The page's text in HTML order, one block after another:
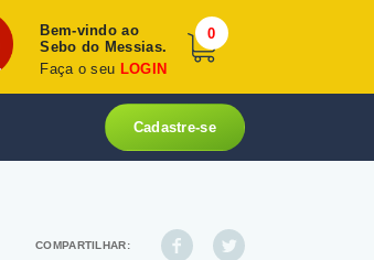
Bem-vindo ao
Sebo do Messias.
Faça o seu LOGIN
0
Cadastre-se
COMPARTILHAR: